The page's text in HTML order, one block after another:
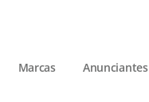
Marcas Anunciantes